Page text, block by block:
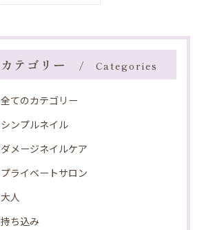
カテゴリー Categories
全てのカテゴリー
シンプルネイル
ダメージネイルケア
プライベートサロン
大人
持ち込み